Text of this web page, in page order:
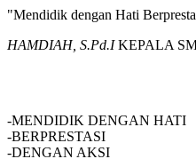
"Mendidik dengan Hati
HAMDIAH, S.Pd.IKEPALA
-MENDIDIK DENGAN HATI
-BERPRESTASI
-DENGAN AKSI